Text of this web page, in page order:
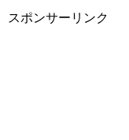
スポンサーリンク